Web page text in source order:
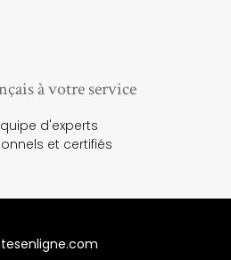
à votre service
d'experts
et certifiés